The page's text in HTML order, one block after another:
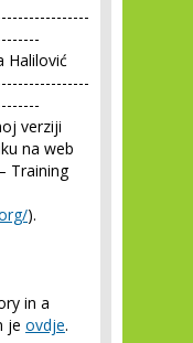
Halilović
verziji
na web
Training
).
in a
je ovdje.